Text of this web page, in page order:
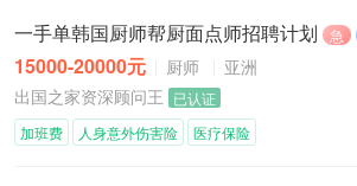
一手单韩国厨师帮厨面点师招聘计划 急
15000-20000元 厨师
亚洲
出国之家资深顾问王 已认证
加班费 人身意外伤害险 医疗保险